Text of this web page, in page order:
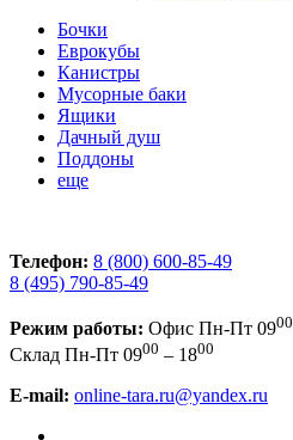
Бочки
Еврокубы
Канистры
Мусорные баки
Ящики
Дачный душ
Поддоны
еще
Телефон: 8 (800) 600-85-49
8 (495) 790-85-49
Режим работы: Офис Пн-Пт 0900
Склад Пн-Пт 0900 – 1800
E-mail: online-tara.ru@yandex.ru